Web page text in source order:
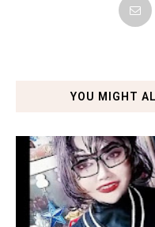
YOU MIGHT